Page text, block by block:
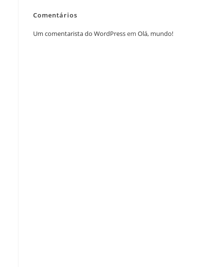
Comentários
Um comentarista do WordPressem Olá, mundo!